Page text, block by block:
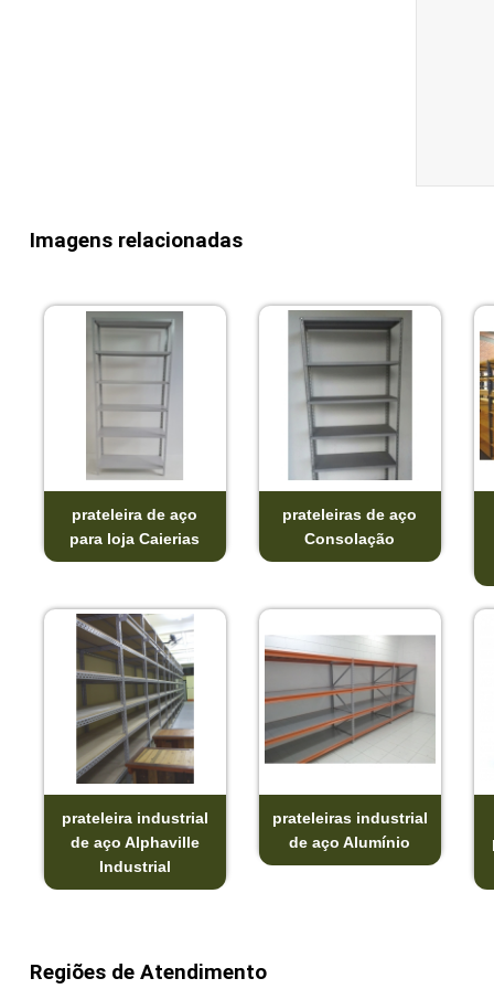
Imagens relacionadas
prateleira de aço
para loja Caierias
prateleiras de aço
Consolação
prateleira industrial
de aço Alphaville
Industrial
prateleiras industrial
de aço Alumínio
Regiões de Atendimento